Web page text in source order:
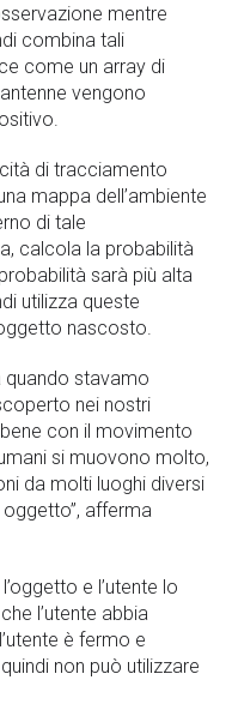
mentre
combina tali
come un array di
vengono
di tracciamento
mappa dell’ambiente
di tale
calcola la probabilità
sarà più alta
utilizza queste
nascosto.
quando stavamo
nei nostri
con il movimento
si muovono molto,
da molti luoghi diversi
afferma
e l’utente lo
l’utente abbia
è fermo e
non può utilizzare